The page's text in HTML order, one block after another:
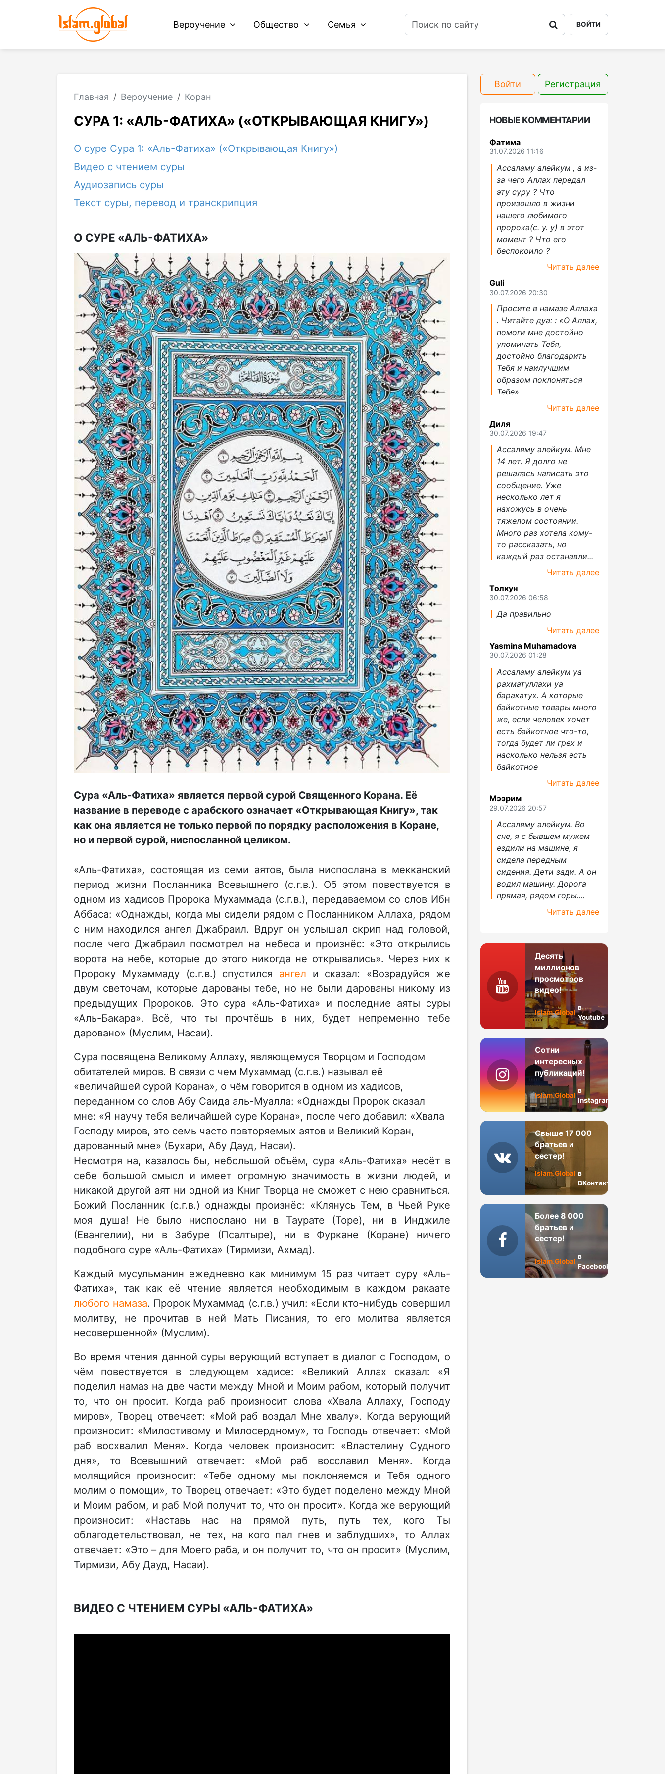
Вероучение Общество Семья ВОЙТИ
Главная Вероучение Коран
СУРА 1: «АЛЬ-ФАТИХА» («ОТКРЫВАЮЩАЯ КНИГУ»)
О суре Сура 1: «Аль-Фатиха» («Открывающая Книгу»)
Видео с чтением суры
Аудиозапись суры
Текст суры, перевод и транскрипция
О СУРЕ «АЛЬ-ФАТИХА»
Сура «Аль-Фатиха» является первой сурой Священного Корана. Её
название в переводе с арабского означает «Открывающая Книгу», так
как она является не только первой по порядку расположения в Коране,
но и первой сурой, ниспосланной целиком.
«Аль-Фатиха», состоящая из семи аятов, была ниспослана в мекканский
период жизни Посланника Всевышнего (с.г.в.). Об этом повествуется в
одном из хадисов Пророка Мухаммада (с.г.в.), передаваемом со слов Ибн
Аббаса: «Однажды, когда мы сидели рядом с Посланником Аллаха, рядом
с ним находился ангел Джабраил. Вдруг он услышал скрип над головой,
после чего Джабраил посмотрел на небеса и произнёс: «Это открылись
ворота на небе, которые до этого никогда не открывались». Через них к
Пророку Мухаммаду (с.г.в.) спустился ангел и сказал: «Возрадуйся же
двум светочам, которые дарованы тебе, но не были дарованы никому из
предыдущих Пророков. Это сура «Аль-Фатиха» и последние аяты суры
«Аль-Бакара». Всё, что ты прочтёшь в них, будет непременно тебе
даровано» (Муслим, Насаи).
Сура посвящена Великому Аллаху, являющемуся Творцом и Господом
обитателей миров. В связи с чем Мухаммад (с.г.в.) называл её
«величайшей сурой Корана», о чём говорится в одном из хадисов,
переданном со слов Абу Саида аль-Муалла: «Однажды Пророк сказал
мне: «Я научу тебя величайшей суре Корана», после чего добавил: «Хвала
Господу миров, это семь часто повторяемых аятов и Великий Коран,
дарованный мне» (Бухари, Абу Дауд, Насаи).
Несмотря на, казалось бы, небольшой объём, сура «Аль-Фатиха» несёт в
себе большой смысл и имеет огромную значимость в жизни людей, и
никакой другой аят ни одной из Книг Творца не сможет с нею сравниться.
Божий Посланник (с.г.в.) однажды произнёс: «Клянусь Тем, в Чьей Руке
моя душа! Не было ниспослано ни в Таурате (Торе), ни в Инджиле
(Евангелии), ни в Забуре (Псалтыре), ни в Фуркане (Коране) ничего
подобного суре «Аль-Фатиха» (Тирмизи, Ахмад).
Каждый мусульманин ежедневно как минимум 15 раз читает суру «Аль-
Фатиха», так как её чтение является необходимым в каждом ракаате
любого намаза. Пророк Мухаммад (с.г.в.) учил: «Если кто-нибудь совершил
молитву, не прочитав в ней Мать Писания, то его молитва является
несовершенной» (Муслим).
Во время чтения данной суры верующий вступает в диалог с Господом, о
чём повествуется в следующем хадисе: «Великий Аллах сказал: «Я
поделил намаз на две части между Мной и Моим рабом, который получит
то, что он просит. Когда раб произносит слова «Хвала Аллаху, Господу
миров», Творец отвечает: «Мой раб воздал Мне хвалу». Когда верующий
произносит: «Милостивому и Милосердному», то Господь отвечает: «Мой
раб восхвалил Меня». Когда человек произносит: «Властелину Судного
дня», то Всевышний отвечает: «Мой раб восславил Меня». Когда
молящийся произносит: «Тебе одному мы поклоняемся и Тебя одного
молим о помощи», то Творец отвечает: «Это будет поделено между Мной
и Моим рабом, и раб Мой получит то, что он просит». Когда же верующий
произносит: «Наставь нас на прямой путь, путь тех, кого Ты
облагодетельствовал, не тех, на кого пал гнев и заблудших», то Аллах
отвечает: «Это – для Моего раба, и он получит то, что он просит» (Муслим,
Тирмизи, Абу Дауд, Насаи).
ВИДЕО С ЧТЕНИЕМ СУРЫ «АЛЬ-ФАТИХА»
Войти Регистрация
НОВЫЕ КОММЕНТАРИИ
Фатима
31.07.2026 11:16
Ассаламу алейкум , а из-
за чего Аллах передал
эту суру ? Что
произошло в жизни
нашего любимого
пророка(с. у. у) в этот
момент ? Что его
беспокоило ?
Читать далее
Guli
30.07.2026 20:30
Просите в намазе Аллаха
. Читайте дуа: : «О Аллах,
помоги мне достойно
упоминать Тебя,
достойно благодарить
Тебя и наилучшим
образом поклоняться
Тебе».
Читать далее
Диля
30.07.2026 19:47
Ассаляму алейкум. Мне
14 лет. Я долго не
решалась написать это
сообщение. Уже
несколько лет я
нахожусь в очень
тяжелом состоянии.
Много раз хотела кому-
то рассказать, но
каждый раз останавли...
Читать далее
Толкун
30.07.2026 06:58
Да правильно
Читать далее
Yasmina Muhamadova
30.07.2026 01:28
Ассаламу алейкум уа
рахматуллахи уа
баракатух. А которые
байкотные товары много
же, если человек хочет
есть байкотное что-то,
тогда будет ли грех и
насколько нельзя есть
байкотное
Читать далее
Мээрим
29.07.2026 20:57
Ассаляму алейкум. Во
сне, я с бывшем мужем
ездили на машине, я
сидела передным
сидения. Дети зади. А он
водил машину. Дорога
прямая, рядом горы....
Читать далее
Десять
миллионов
просмотров
видео!
Islam.Global
в
Youtube
Сотни
интересных
публикаций!
Islam.Global
в
Instagram
Свыше 17 000
братьев и
сестер!
Islam.Global в
ВКонтакте
Более 8 000
братьев и
сестер!
Islam.Global
в
Facebook